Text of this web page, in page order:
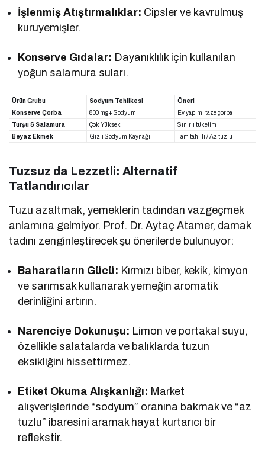
İşlenmiş Atıştırmalıklar: Cipsler ve kavrulmuş
kuruyemişler.
Konserve Gıdalar: Dayanıklılık için kullanılan
yoğun salamura suları.
Ürün Grubu Sodyum Tehlikesi
Öneri
Konserve Çorba
800 mg+ Sodyum
Ev yapımı taze çorba
Turşu & Salamura
Çok Yüksek
Sınırlı tüketim
Beyaz Ekmek
Gizli Sodyum Kaynağı Tam tahıllı / Az tuzlu
Tuzsuz da Lezzetli: Alternatif
Tatlandırıcılar
Tuzu azaltmak, yemeklerin tadından vazgeçmek
anlamına gelmiyor. Prof. Dr. Aytaç Atamer, damak
tadını zenginleştirecek şu önerilerde bulunuyor:
Baharatların Gücü: Kırmızı biber, kekik, kimyon
ve sarımsak kullanarak yemeğin aromatik
derinliğini artırın.
Narenciye Dokunuşu: Limon ve portakal suyu,
özellikle salatalarda ve balıklarda tuzun
eksikliğini hissettirmez.
Etiket Okuma Alışkanlığı: Market
alışverişlerinde “sodyum” oranına bakmak ve “az
tuzlu” ibaresini aramak hayat kurtarıcı bir
reflekstir.